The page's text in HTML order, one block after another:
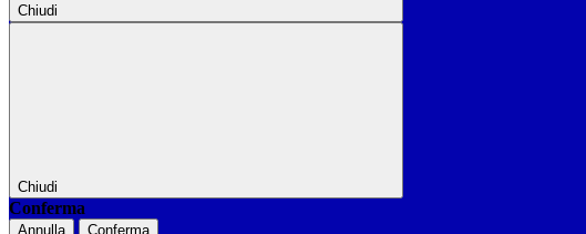
Chiudi
Chiudi
Conferma
Annulla Conferma